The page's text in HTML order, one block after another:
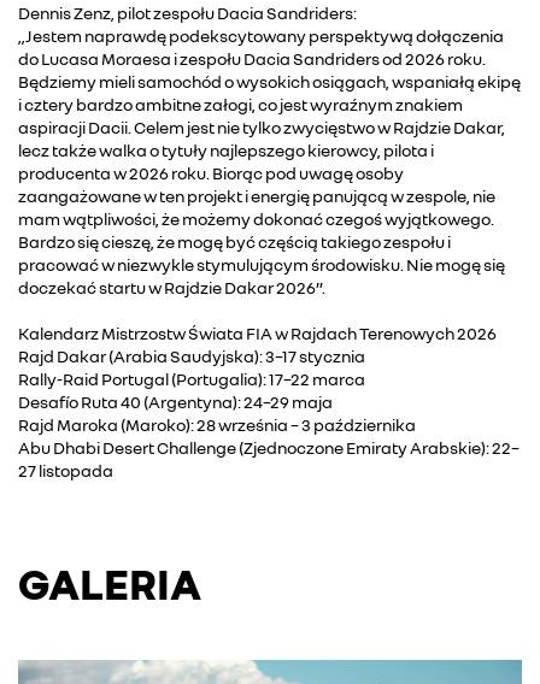
Dennis Zenz, pilot zespołu Dacia Sandriders:
„Jestem naprawdę podekscytowany perspektywą dołączenia
do Lucasa Moraesa i zespołu Dacia Sandriders od 2026 roku.
Będziemy mieli samochód o wysokich osiągach, wspaniałą ekipę
i cztery bardzo ambitne załogi, co jest wyraźnym znakiem
aspiracji Dacii. Celem jest nie tylko zwycięstwo w Rajdzie Dakar,
lecz także walka o tytuły najlepszego kierowcy, pilota i
producenta w 2026 roku. Biorąc pod uwagę osoby
zaangażowane w ten projekt i energię panującą w zespole, nie
mam wątpliwości, że możemy dokonać czegoś wyjątkowego.
Bardzo się cieszę, że mogę być częścią takiego zespołu i
pracować w niezwykle stymulującym środowisku. Nie mogę się
doczekać startu w Rajdzie Dakar 2026”.
Kalendarz Mistrzostw Świata FIA w Rajdach Terenowych 2026
Rajd Dakar (Arabia Saudyjska): 3–17 stycznia
Rally-Raid Portugal (Portugalia): 17–22 marca
Desafío Ruta 40 (Argentyna): 24–29 maja
Rajd Maroka (Maroko): 28 września – 3 października
Abu Dhabi Desert Challenge (Zjednoczone Emiraty Arabskie): 22–
27 listopada
GALERIA